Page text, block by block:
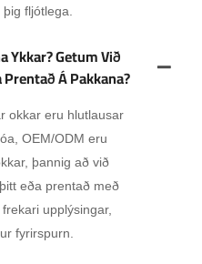
fljótlega.
Ykkar? Getum Við
Á Pakkana?
okkar eru hlutlausar
OEM/ODM eru
þannig að við
eða prentað með
upplýsingar,
fyrirspurn.